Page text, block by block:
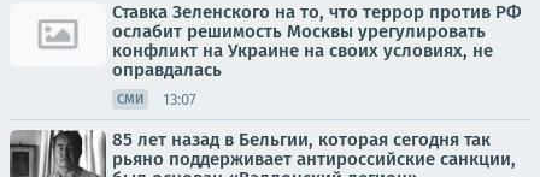
Ставка Зеленского на то, что террор против РФ
ослабит решимость Москвы урегулировать
конфликт на Украине на своих условиях, не
оправдалась
СМИ 13:07
85 лет назад в Бельгии, которая сегодня так
рьяно поддерживает антироссийские санкции,